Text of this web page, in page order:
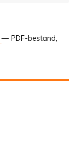
— PDF-bestand,